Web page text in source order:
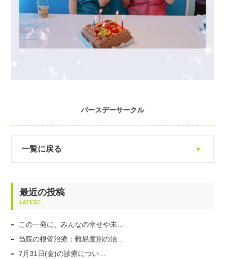
バースデーサークル
一覧に戻る
最近の投稿
LATEST
この一発に、みんなの幸せや未…
当院の根管治療：難易度別の治…
7月31日(金)の診療につい…